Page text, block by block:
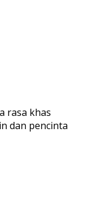
rasa khas
dan pencinta